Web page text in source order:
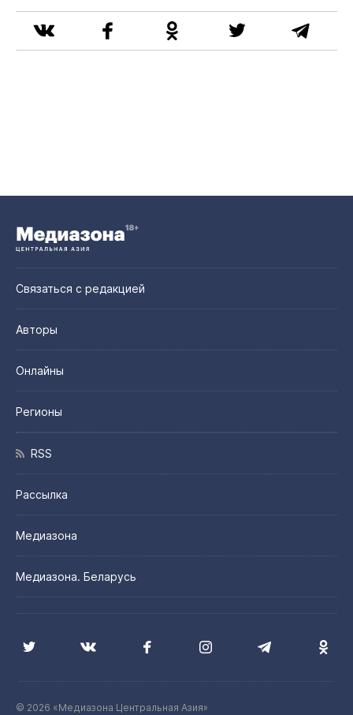
Связаться с редакцией
Авторы
Онлайны
Регионы
RSS
Рассылка
Медиазона
Медиазона. Беларусь
© 2026 «Медиазона Центральная Азия»